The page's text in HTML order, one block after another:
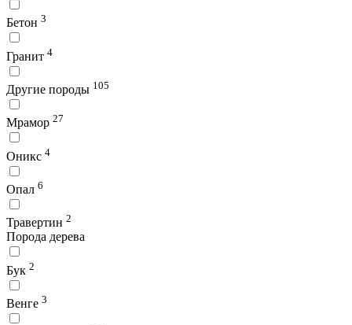
Бетон 3
Гранит 4
Другие породы 105
Мрамор 27
Оникс 4
Опал 6
Травертин 2
Порода дерева
Бук 2
Венге 3